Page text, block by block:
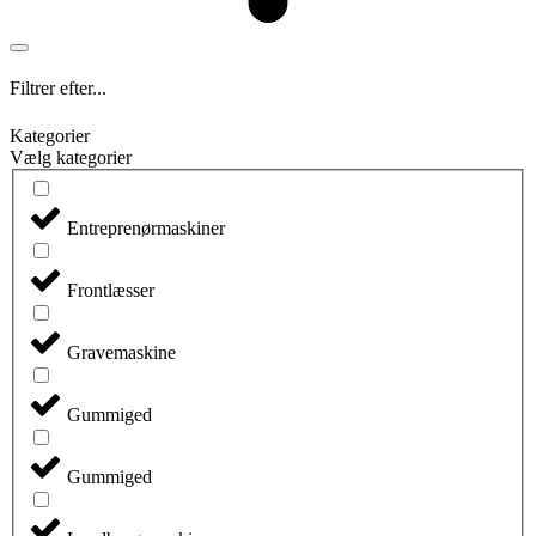
Filtrer efter...
Kategorier
Vælg kategorier
Entreprenørmaskiner
Frontlæsser
Gravemaskine
Gummiged
Gummiged